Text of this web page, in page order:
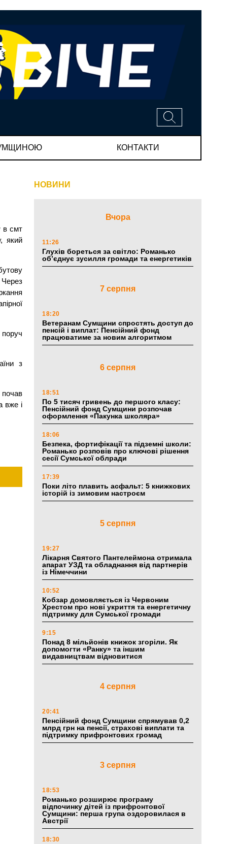
КОНТАКТИ
в смт
який
з
вже і
НОВИНИ
Вчора
11:26
Глухів бореться за світло: Романько
об’єднує зусилля громади та енергетиків
7 серпня
18:20
Ветеранам Сумщини спростять доступ до
пенсій і виплат: Пенсійний фонд
працюватиме за новим алгоритмом
6 серпня
18:51
По 5 тисяч гривень до першого класу:
Пенсійний фонд Сумщини розпочав
оформлення «Пакунка школяра»
18:06
Безпека, фортифікації та підземні школи:
Романько розповів про ключові рішення
сесії Сумської облради
17:39
Поки літо плавить асфальт: 5 книжкових
історій із зимовим настроєм
5 серпня
19:27
Лікарня Святого Пантелеймона отримала
апарат УЗД та обладнання від партнерів
із Німеччини
10:52
Кобзар домовляється із Червоним
Хрестом про нові укриття та енергетичну
підтримку для Сумської громади
9:15
Понад 8 мільйонів книжок згоріли. Як
допомогти «Ранку» та іншим
видавництвам відновитися
4 серпня
20:41
Пенсійний фонд Сумщини спрямував 0,2
млрд грн на пенсії, страхові виплати та
підтримку прифронтових громад
3 серпня
18:53
Романько розширює програму
відпочинку дітей із прифронтової
Сумщини: перша група оздоровилася в
Австрії
18:30